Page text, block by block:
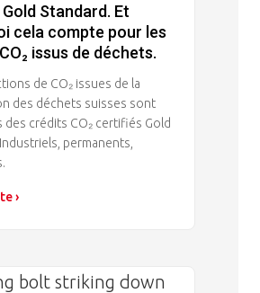
Standard. Et
cela compte pour les
issus de déchets.
de CO₂ issues de la
des déchets suisses sont
des crédits CO₂ certifiés Gold
permanents,
›